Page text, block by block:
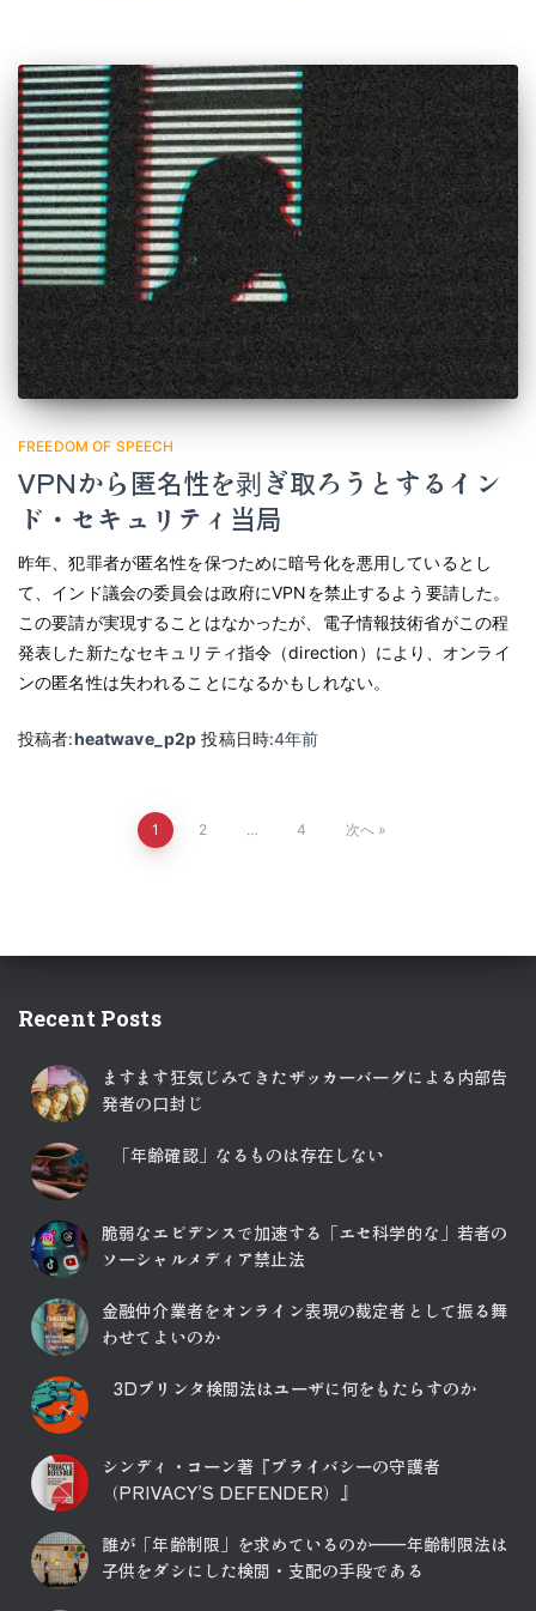
FREEDOM OF SPEECH
VPNから匿名性を剥ぎ取ろうとするイン
ド・セキュリティ当局
昨年、犯罪者が匿名性を保つために暗号化を悪用しているとし
て、インド議会の委員会は政府にVPNを禁止するよう要請した。
この要請が実現することはなかったが、電子情報技術省がこの程
発表した新たなセキュリティ指令（direction）により、オンライ
ンの匿名性は失われることになるかもしれない。
投稿者:heatwave_p2p 投稿日時:4年前
の
ペ
ジ
送
り
1 2 … 4 次へ
Recent Posts
ますます狂気じみてきたザッカーバーグによる内部告
発者の口封じ
「年齢確認」なるものは存在しない
脆弱なエビデンスで加速する「エセ科学的な」若者の
ソーシャルメディア禁止法
金融仲介業者をオンライン表現の裁定者として振る舞
わせてよいのか
3Dプリンタ検閲法はユーザに何をもたらすのか
シンディ・コーン著『プライバシーの守護者
（PRIVACY’S DEFENDER）』
誰が「年齢制限」を求めているのか――年齢制限法は
子供をダシにした検閲・支配の手段である